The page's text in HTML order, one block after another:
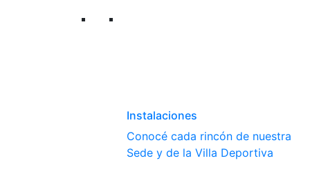
Instalaciones
Conocé cada rincón de nuestra
Sede y de la Villa Deportiva